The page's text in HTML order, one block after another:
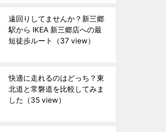
遠回りしてませんか？新三郷
駅から IKEA 新三郷店への最
短徒歩ルート
（37 view）
快適に走れるのはどっち？東
北道と常磐道を比較してみま
した （35 view）